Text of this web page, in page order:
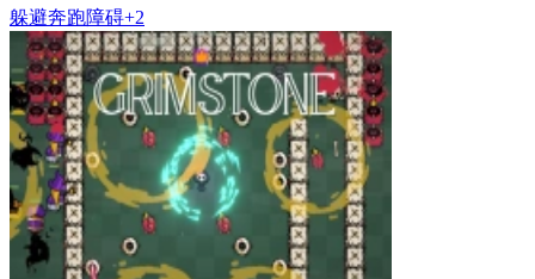
躲避奔跑障碍+2